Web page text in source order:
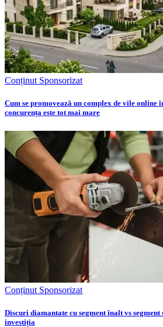
Conținut Sponsorizat
Cum se promovează un complex de vile online
concurența este tot mai mare
Conținut Sponsorizat
Discuri diamantate cu segment înalt vs
investiția